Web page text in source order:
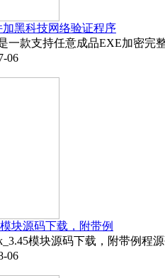
黑科技网络验证程序
一款支持任意成品EXE加密完
06
块源码下载，附带例
模块源码下载，附带例程
06